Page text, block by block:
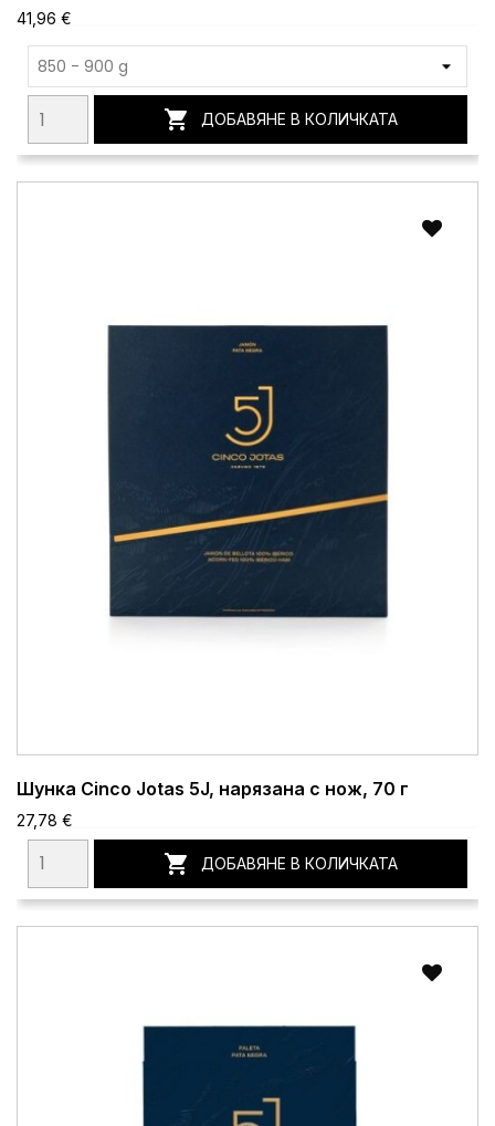
41,96 €
 ДОБАВЯНЕ В КОЛИЧКАТА
Шунка Cinco Jotas 5J, нарязана с нож, 70 г
27,78 €
 ДОБАВЯНЕ В КОЛИЧКАТА